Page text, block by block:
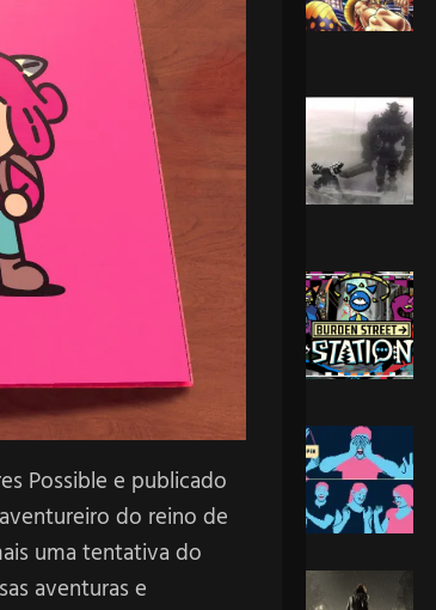
Possible e publicado
do reino de
uma tentativa do
aventuras e